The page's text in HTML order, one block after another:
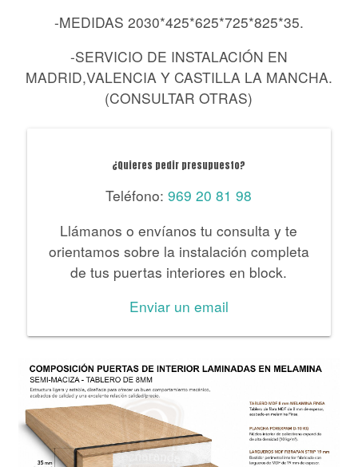
-MEDIDAS 2030*425*625*725*825*35.
-SERVICIO DE INSTALACIÓN EN
MADRID,VALENCIA Y CASTILLA LA MANCHA.
(CONSULTAR OTRAS)
¿Quieres pedir presupuesto?
Teléfono:969 20 81 98
Llámanos o envíanos tu consulta y te
orientamos sobre la instalación completa
de tus puertas interiores en block.
Enviar un email